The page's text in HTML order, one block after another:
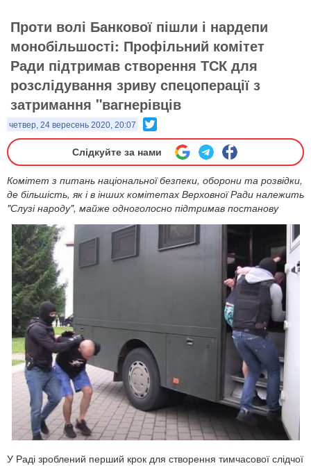
Проти волі Банкової пішли і нардепи
монобільшості: Профільний комітет
Ради підтримав створення ТСК для
розслідування зриву спецоперації з
затримання "вагнерівців
четвер, 24 вересень 2020, 20:07
Слідкуйте за нами
Комітет з питань національної безпеки, оборони та розвідки,
де більшість, як і в інших комітетах Верховної Ради належить
"Слузі народу", майже одноголосно підтримав постанову
У Раді зроблений перший крок для створення тимчасової слідчої